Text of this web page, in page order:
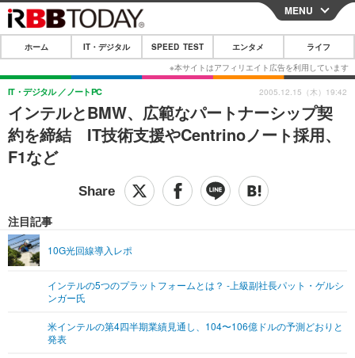
CLOSE
ホーム
IT・デジタル
IT・デジタルTOP スマートフォン
その他
SPEED TEST
エンタメ
エンタメTOP 映画・ドラマ
音楽
グラビア ブログ
ペット
その他
リリース一覧
プッシュ通知の停止方法
MENU
ホーム IT・デジタル SPEED TEST エンタメ ライフ
インテルとBMW、広範なパートナーシップ契
約を締結 IT技術支援やCentrinoノート採用、
F1など
IT・デジタル ノートPC
注目記事
10G光回線導入レポ
インテルの5つのプラットフォームとは？ -上級副社長パット・ゲルシ
ンガー氏
米インテルの第4四半期業績見通し、104〜106億ドルの予測どおりと
発表
2005.12.15（木）19:42